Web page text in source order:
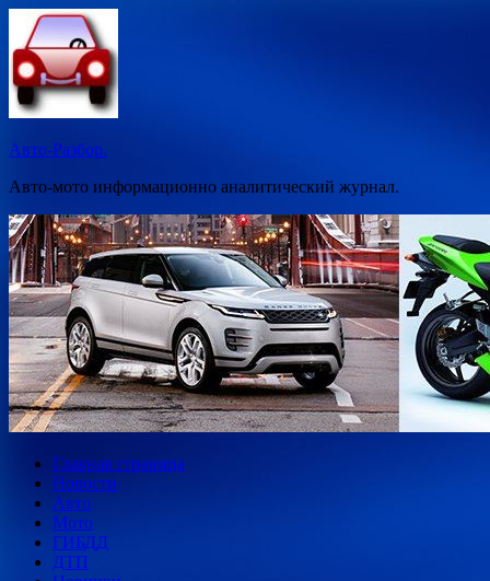
Перейти
содержимому
Авто-Разбор.
Авто-мото информационно аналитический журнал.
Главная страница
Новости
Авто
Мото
ГИБДД
ДТП